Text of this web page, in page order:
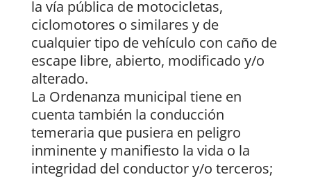
la vía pública de motocicletas,
ciclomotores o similares y de
cualquier tipo de vehículo con caño de
escape libre, abierto, modificado y/o
alterado.
La Ordenanza municipal tiene en
cuenta también la conducción
temeraria que pusiera en peligro
inminente y manifiesto la vida o la
integridad del conductor y/o terceros;